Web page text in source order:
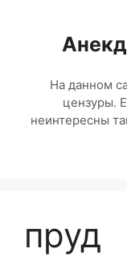
содержимому
На данном
цензуры.
неинтересны
пруд